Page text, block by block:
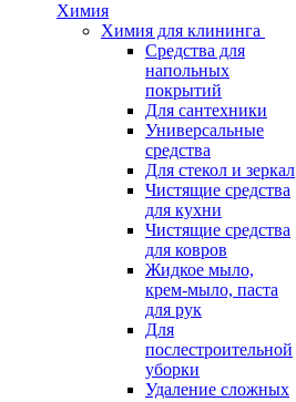
Химия
Химия для клининга
Средства для
напольных
покрытий
Для сантехники
Универсальные
средства
Для стекол и зеркал
Чистящие средства
для кухни
Чистящие средства
для ковров
Жидкое мыло,
крем-мыло, паста
для рук
Для
послестроительной
уборки
Удаление сложных